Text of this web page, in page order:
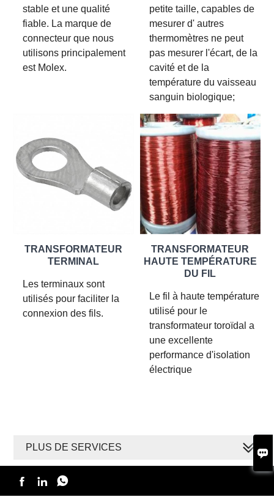

stable et une qualité
fiable. La marque de
connecteur que nous
utilisons principalement
est Molex.
petite taille, capables de
mesurer d' autres
thermomètres ne peut
pas mesurer l'écart, de la
cavité et de la
température du vaisseau
sanguin biologique;
TRANSFORMATEUR
TERMINAL
Les terminaux sont
utilisés pour faciliter la
connexion des fils.
TRANSFORMATEUR
HAUTE TEMPÉRATURE
DU FIL
Le fil à haute température
utilisé pour le
transformateur toroïdal a
une excellente
performance d'isolation
électrique
PLUS DE SERVICES
  